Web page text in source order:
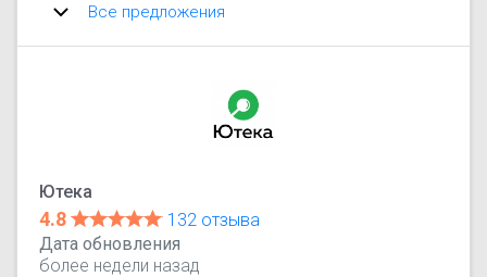
Все предложения
Ютека
4.8
132 отзыва
Дата обновления
более недели назад